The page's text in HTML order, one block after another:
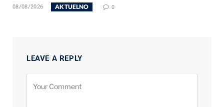
08/08/2026 AKTUELNO 0
LEAVE A REPLY